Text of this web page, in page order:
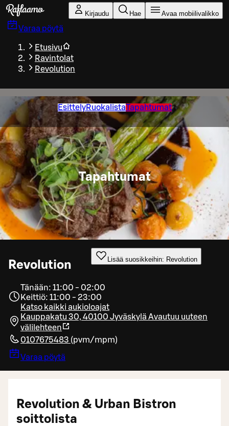
Siirry pääsisältöön
Kirjaudu Hae Avaa mobiilivalikko
Varaa pöytä
Etusivu
Ravintolat
Revolution
EsittelyRuokalistaTapahtumat
Tapahtumat
Revolution Lisää suosikkeihin: Revolution
Tänään: 11:00 - 02:00
Keittiö: 11:00 - 23:00
Katso kaikki aukioloajat
Kauppakatu 30, 40100 Jyväskylä Avautuu uuteen
välilehteen
0107675483 (pvm/mpm)
Varaa pöytä
Revolution & Urban Bistron
soittolista